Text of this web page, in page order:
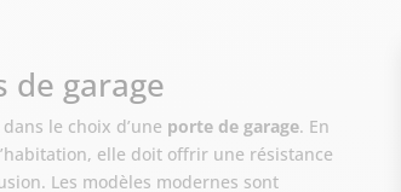
de garage
le choix d’une porte de garage. En
elle doit offrir une résistance
Les modèles modernes sont